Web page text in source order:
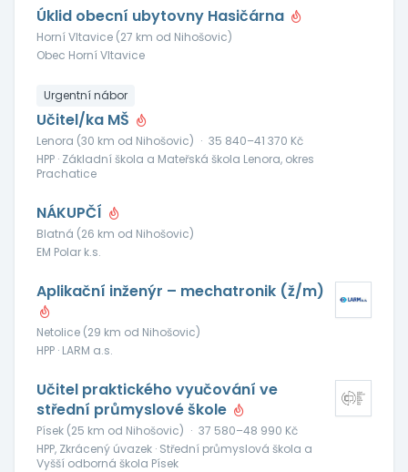
Úklid obecní ubytovny Hasičárna
Horní Vltavice (27 km od Nihošovic)
Obec Horní Vltavice
Urgentní nábor
Učitel/ka MŠ
Lenora (30 km od Nihošovic) · 35 840–41 370 Kč
HPP · Základní škola a Mateřská škola Lenora, okres
Prachatice
NÁKUPČÍ
Blatná (26 km od Nihošovic)
EM Polar k.s.
Aplikační inženýr – mechatronik (ž/m)
Netolice (29 km od Nihošovic)
HPP · LARM a.s.
Učitel praktického vyučování ve
střední průmyslové škole
Písek (25 km od Nihošovic) · 37 580–48 990 Kč
HPP, Zkrácený úvazek · Střední průmyslová škola a
Vyšší odborná škola Písek